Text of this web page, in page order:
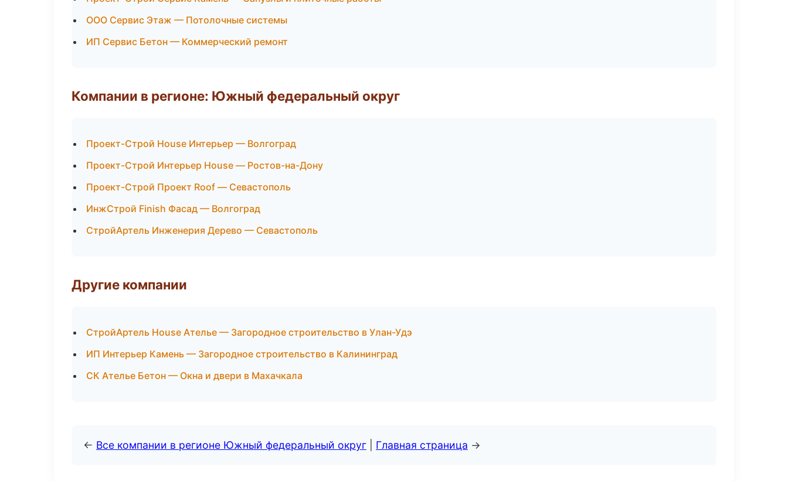
ООО Сервис Этаж — Потолочные системы
ИП Сервис Бетон — Коммерческий ремонт
Компании в регионе: Южный федеральный округ
Проект-Строй House Интерьер — Волгоград
Проект-Строй Интерьер House — Ростов-на-Дону
Проект-Строй Проект Roof — Севастополь
ИнжСтрой Finish Фасад — Волгоград
СтройАртель Инженерия Дерево — Севастополь
Другие компании
СтройАртель House Ателье — Загородное строительство в Улан-Удэ
ИП Интерьер Камень — Загородное строительство в Калининград
СК Ателье Бетон — Окна и двери в Махачкала
← Все компании в регионе Южный федеральный округ Главная страница →